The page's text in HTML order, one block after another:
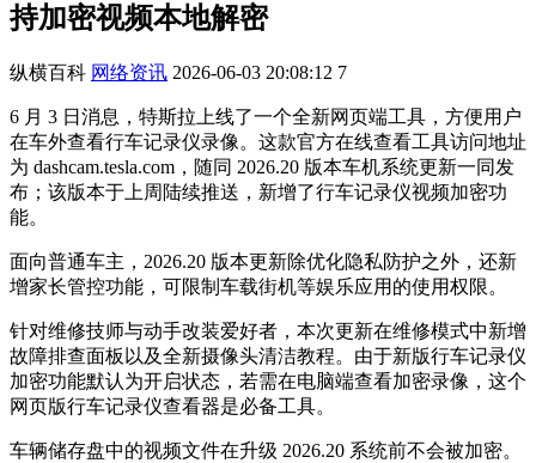
持加密视频本地解密
纵横百科 网络资讯 2026-06-03 20:08:12 7
6 月 3 日消息，特斯拉上线了一个全新网页端工具，方便用户
在车外查看行车记录仪录像。这款官方在线查看工具访问地址
为 dashcam.tesla.com，随同 2026.20 版本车机系统更新一同发
布；该版本于上周陆续推送，新增了行车记录仪视频加密功
能。
面向普通车主，2026.20 版本更新除优化隐私防护之外，还新
增家长管控功能，可限制车载街机等娱乐应用的使用权限。
针对维修技师与动手改装爱好者，本次更新在维修模式中新增
故障排查面板以及全新摄像头清洁教程。由于新版行车记录仪
加密功能默认为开启状态，若需在电脑端查看加密录像，这个
网页版行车记录仪查看器是必备工具。
车辆储存盘中的视频文件在升级 2026.20 系统前不会被加密。